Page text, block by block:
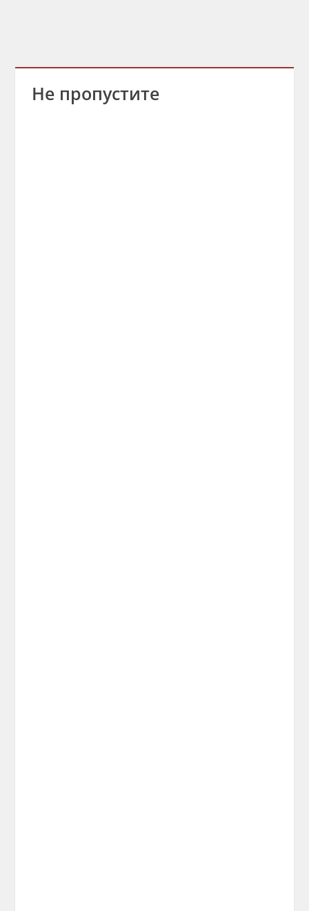
Не пропустите